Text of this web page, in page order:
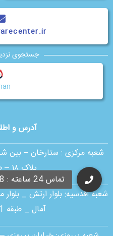
آدرس و
شعبه مرکزی : ستارخان – بین
پلاک ۱۸ – طبقه همکف
شعبه اقدسیه:بلوار ارتش _
آمال _ طبقه G1 _ واحد 30
جستجوی